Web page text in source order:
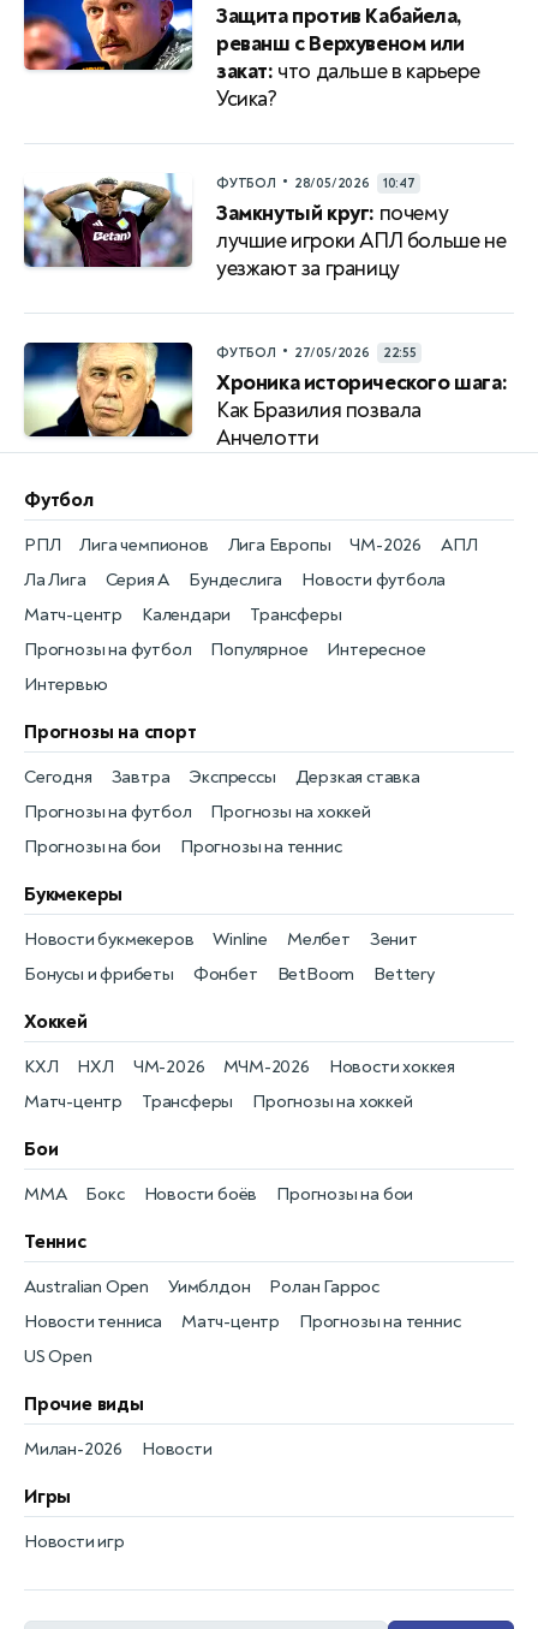
Защита против Кабайела,
реванш с Верхувеном или
закат: что дальше в карьере
Усика?
ФУТБОЛ • 28/05/2026 10:47
Замкнутый круг: почему
лучшие игроки АПЛ больше не
уезжают за границу
ФУТБОЛ • 27/05/2026 22:55
Хроника исторического шага:
Как Бразилия позвала
Анчелотти
Футбол
Новости футбола
РПЛ
Матч-центр
Лига чемпионов
Календари
Лига Европы
Трансферы
ЧМ-2026
Прогнозы на футбол
АПЛ
Популярное
Ла Лига
Интересное
Серия А
Интервью
Бундеслига
Прогнозы на спорт
Прогнозы на футбол
Сегодня
Прогнозы на хоккей
Завтра
Прогнозы на бои
Экспрессы
Прогнозы на теннис
Дерзкая ставка
Букмекеры
Бонусы и фрибеты
Новости букмекеров
Фонбет
Winline
BetBoom
Мелбет
Bettery
Зенит
Хоккей
Новости хоккея
КХЛ
Матч-центр
НХЛ
Трансферы
ЧМ-2026
Прогнозы на хоккей
МЧМ-2026
Бои
Новости боёв
MMA Прогнозы на бои
Бокс
Теннис
Новости тенниса
Australian Open
Матч-центр
Уимблдон
Прогнозы на теннис
Ролан Гаррос
US Open
Прочие виды
Новости
Милан-2026
Игры
Новости игр